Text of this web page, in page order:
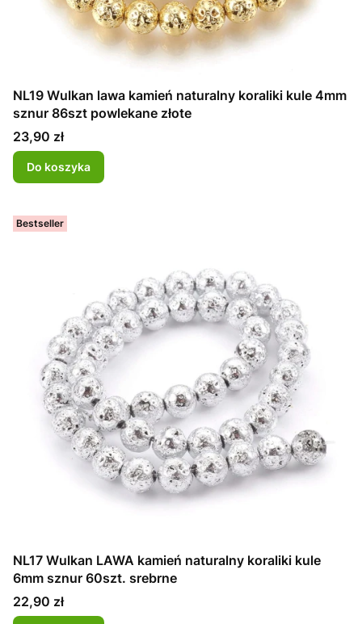
NL19 Wulkan lawa kamień naturalny koraliki kule 4mm
sznur 86szt powlekane złote
Cena
23,90 zł
Do koszyka
Bestseller
NL17 Wulkan LAWA kamień naturalny koraliki kule
6mm sznur 60szt. srebrne
Cena
22,90 zł